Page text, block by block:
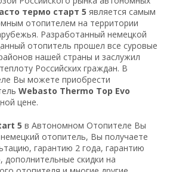
термо старт 5 является самым
отопителем на территории
Разработанный немецкой
отопитель прошел все суровые
нашей страны и заслужил
Российских граждан. В
Вы можете приобрести
Webasto Thermo Top Evo
цене.
5 в Автономном Отопителе Вы
отопитель, Вы получаете
гарантию 2 года, гарантию
дополнительные скидки на